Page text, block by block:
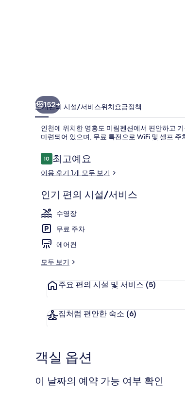
152+
소개편의 시설/서비스위치요금정책
인천에 위치한 영흥도 미림펜션에서 편안하고
마련되어 있으며, 무료 특전으로 WiFi 및 셀프 주
이
용
후
1010점 만점 중 10점.
최고예요
이용 후기 1개 모두 보기
인기 편의 시설/서비스
수영장
무료 주차
에어컨
모두 보기
주요 편의 시설 및 서비스 (5)
집처럼 편안한 숙소 (6)
객실 옵션
이 날짜의 예약 가능 여부 확인